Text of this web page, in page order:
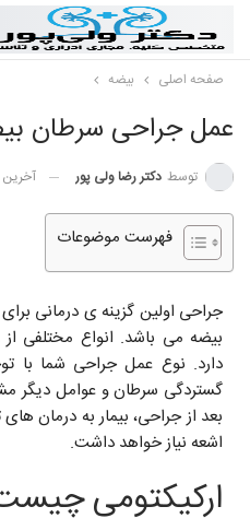
صفحه اصلی بیضه
عمل جراحی سرطان
توسط دکتر رضا ولی پور آخرین
فهرست موضوعات
جراحی اولین گزینه ی درمانی
بیضه می باشد. انواع مختلفی
دارد. نوع عمل جراحی شما با
گستردگی سرطان و عوامل دیگر
بعد از جراحی، بیمار به درمان
اشعه نیاز خواهد داشت.
ارکیکتومی